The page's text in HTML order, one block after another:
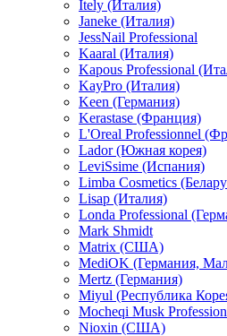
Itely (Италия)
Janeke (Италия)
JessNail Professional
Kaaral (Италия)
Kapous Professional
KayPro (Италия)
Keen (Германия)
Kerastase (Франция)
L'Oreal Professionnel
Lador (Южная корея)
LeviSsime (Испания)
Limba Cosmetics
Lisap (Италия)
Londa Professional
Mark Shmidt
Matrix (США)
MediOK (Германия,
Mertz (Германия)
Miyul (Республика
Mocheqi Musk
Nioxin (США)